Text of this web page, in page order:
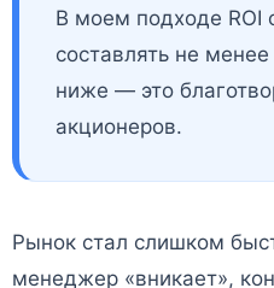
В моем подходе ROI
составлять не
ниже — это
акционеров.
Рынок стал слишком
менеджер «вникает»,